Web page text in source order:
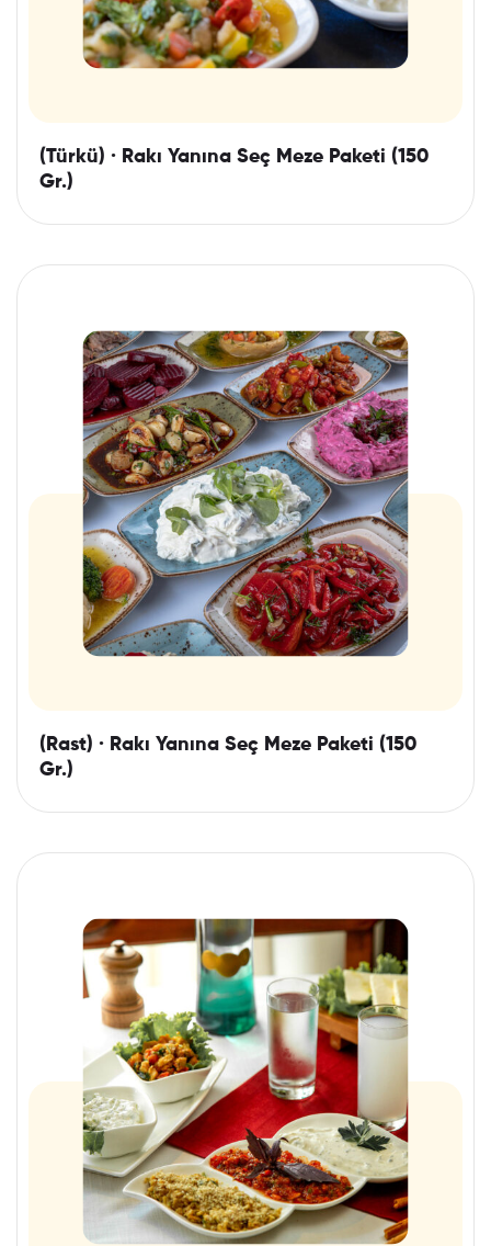
(Türkü) · Rakı Yanına Seç Meze Paketi (150
Gr.)
(Rast) · Rakı Yanına Seç Meze Paketi (150
Gr.)